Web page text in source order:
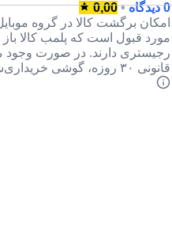
0 دیدگاه •
0,00
امکان برگشت کالا در گروه
مورد قبول است که پلمب کالا
رجیستری دارند. در صورت وجود
قانونی ۳۰ روزه، گوشی خریداری‌شده را مرجوع کنید.